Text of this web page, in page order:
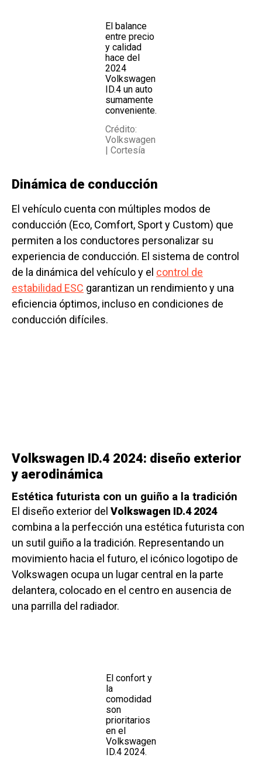
El balance
entre precio
y calidad
hace del
2024
Volkswagen
ID.4 un auto
sumamente
conveniente.
Crédito:
Volkswagen
| Cortesía
Dinámica de conducción
El vehículo cuenta con múltiples modos de
conducción (Eco, Comfort, Sport y Custom) que
permiten a los conductores personalizar su
experiencia de conducción. El sistema de control
de la dinámica del vehículo y el control de
estabilidad ESC garantizan un rendimiento y una
eficiencia óptimos, incluso en condiciones de
conducción difíciles.
Volkswagen ID.4 2024: diseño exterior
y aerodinámica
Estética futurista con un guiño a la tradición
El diseño exterior del Volkswagen ID.4 2024
combina a la perfección una estética futurista con
un sutil guiño a la tradición. Representando un
movimiento hacia el futuro, el icónico logotipo de
Volkswagen ocupa un lugar central en la parte
delantera, colocado en el centro en ausencia de
una parrilla del radiador.
El confort y
la
comodidad
son
prioritarios
en el
Volkswagen
ID.4 2024.